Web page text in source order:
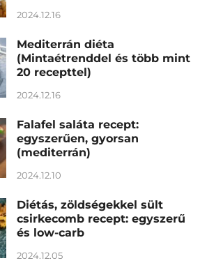
2024.12.16
Mediterrán diéta
(Mintaétrenddel és több mint
20 recepttel)
2024.12.16
Falafel saláta recept:
egyszerűen, gyorsan
(mediterrán)
2024.12.10
Diétás, zöldségekkel sült
csirkecomb recept: egyszerű
és low-carb
2024.12.05